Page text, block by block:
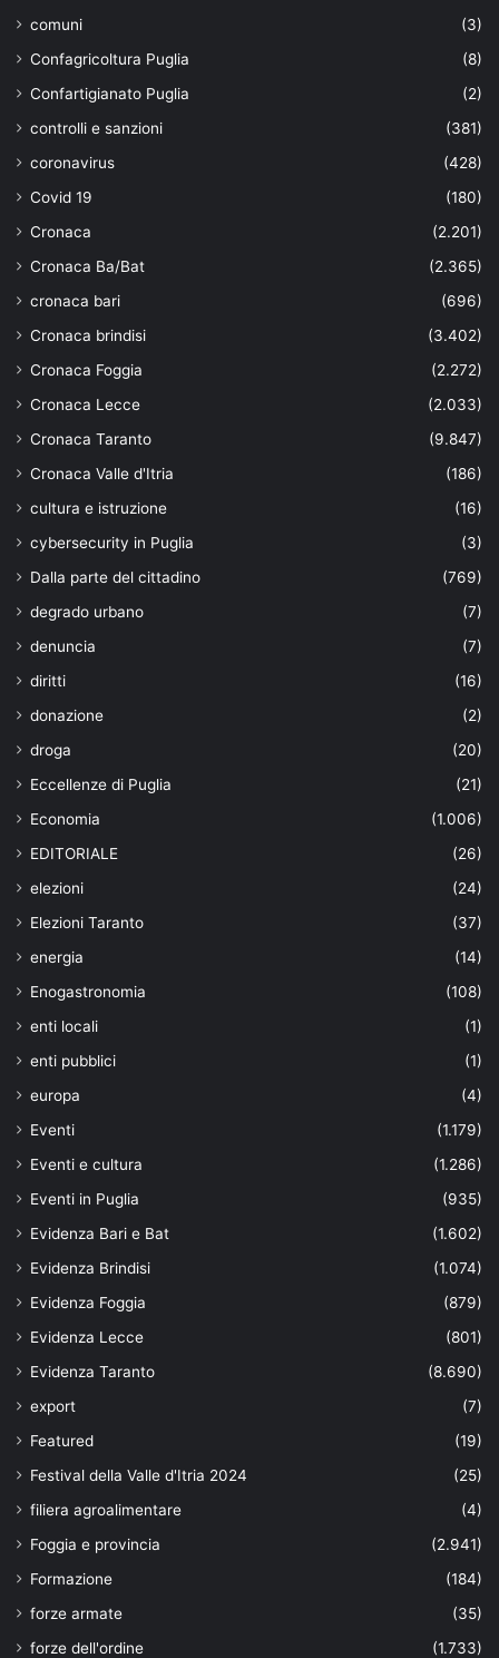
comuni
(3)
Confagricoltura Puglia
(8)
Confartigianato Puglia
(2)
controlli e sanzioni
(381)
coronavirus
(428)
Covid 19
(180)
Cronaca
(2.201)
Cronaca Ba/Bat
(2.365)
cronaca bari
(696)
Cronaca brindisi
(3.402)
Cronaca Foggia
(2.272)
Cronaca Lecce
(2.033)
Cronaca Taranto
(9.847)
Cronaca Valle d'Itria
(186)
cultura e istruzione
(16)
cybersecurity in Puglia
(3)
Dalla parte del cittadino
(769)
degrado urbano
(7)
denuncia
(7)
diritti
(16)
donazione
(2)
droga
(20)
Eccellenze di Puglia
(21)
Economia
(1.006)
EDITORIALE
(26)
elezioni
(24)
Elezioni Taranto
(37)
energia
(14)
Enogastronomia
(108)
enti locali
(1)
enti pubblici
(1)
europa
(4)
Eventi
(1.179)
Eventi e cultura
(1.286)
Eventi in Puglia
(935)
Evidenza Bari e Bat
(1.602)
Evidenza Brindisi
(1.074)
Evidenza Foggia
(879)
Evidenza Lecce
(801)
Evidenza Taranto
(8.690)
export
(7)
Featured
(19)
Festival della Valle d'Itria 2024
(25)
filiera agroalimentare
(4)
Foggia e provincia
(2.941)
Formazione
(184)
forze armate
(35)
forze dell'ordine
(1.733)